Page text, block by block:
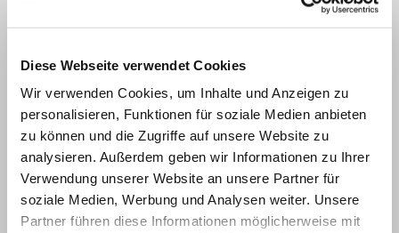
Diese Webseite verwendet Cookies
Wir verwenden Cookies, um Inhalte und Anzeigen zu
personalisieren, Funktionen für soziale Medien anbieten
zu können und die Zugriffe auf unsere Website zu
analysieren. Außerdem geben wir Informationen zu Ihrer
Verwendung unserer Website an unsere Partner für
soziale Medien, Werbung und Analysen weiter. Unsere
Partner führen diese Informationen möglicherweise mit